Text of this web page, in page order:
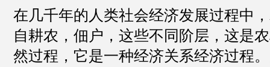
在几千年的人类社会经济发展过程中
自耕农，佃户，这些不同阶层，这是
然过程，它是一种经济关系经济过程